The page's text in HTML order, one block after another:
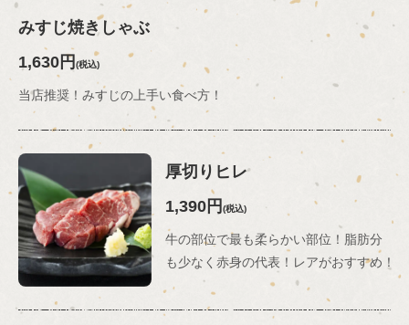
みすじ焼きしゃぶ
1,630円 (税込)
当店推奨！みすじの上手い食べ方！
厚切りヒレ
1,390円(税込)
牛の部位で最も柔らかい部位！脂肪分
も少なく赤身の代表！レアがおすすめ！